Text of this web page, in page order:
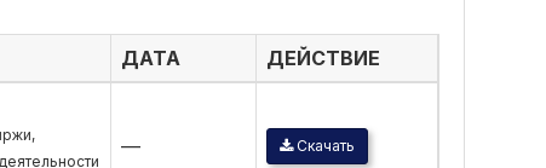
ДАТА
ДЕЙСТВИЕ
— Скачать